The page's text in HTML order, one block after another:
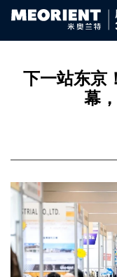
下一站东京
幕